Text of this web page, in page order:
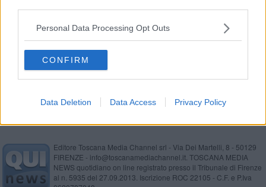
Personal Data Processing Opt Outs
CONFIRM
Data Deletion Data Access Privacy Policy
I figuranti di Porta Crucifera
Volontari aretini, 150 ore nell'inferno dei roghi
Editore Toscana Media Channel srl - Via Dei Martelli, 8 - 50129
FIRENZE - info@toscanamediachannel.it. TOSCANA MEDIA
NEWS quotidiano on line registrato presso il Tribunale di Firenze
al n. 5935 del 27.09.2013. Iscrizione ROC 22105 - C.F. e P.Iva